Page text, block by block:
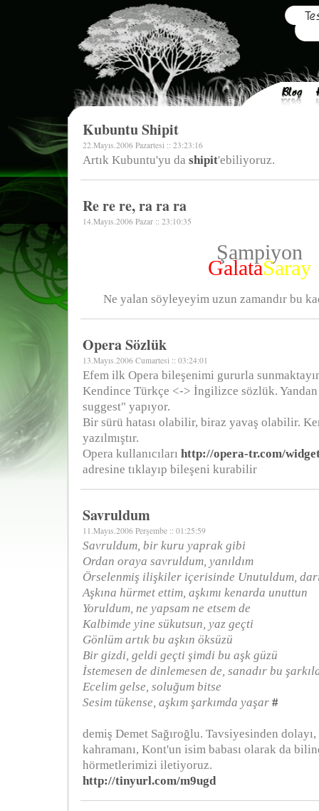
Kubuntu Shipit
22.Mayıs.2006 Pazartesi :: 23:23:16
Artık Kubuntu'yu da shipit'ebiliyoruz.
Re re re, ra ra ra
14.Mayıs.2006 Pazar :: 23:10:35
Şampiyon
GalataSaray
Ne yalan söyleyeyim uzun zamandır bu
Opera Sözlük
13.Mayıs.2006 Cumartesi :: 03:24:01
Efem ilk Opera bileşenimi gururla
Kendince Türkçe <-> İngilizce sözlük.
suggest" yapıyor.
Bir sürü hatası olabilir, biraz yavaş olabilir.
yazılmıştır.
Opera kullanıcıları http://opera-tr.com/
adresine tıklayıp bileşeni kurabilir
Savruldum
11.Mayıs.2006 Perşembe :: 01:25:59
Savruldum, bir kuru yaprak gibi
Ordan oraya savruldum, yanıldım
Örselenmiş ilişkiler içerisinde Unutuldum,
Aşkına hürmet ettim, aşkımı kenarda unuttun
Yoruldum, ne yapsam ne etsem de
Kalbimde yine sükutsun, yaz geçti
Gönlüm artık bu aşkın öksüzü
Bir gizdi, geldi geçti şimdi bu aşk güzü
İstemesen de dinlemesen de, sanadır bu
Ecelim gelse, soluğum bitse
Sesim tükense, aşkım şarkımda yaşar #
demiş Demet Sağıroğlu. Tavsiyesinden
kahramanı, Kont'un isim babası olarak da
hörmetlerimizi iletiyoruz.
http://tinyurl.com/m9ugd